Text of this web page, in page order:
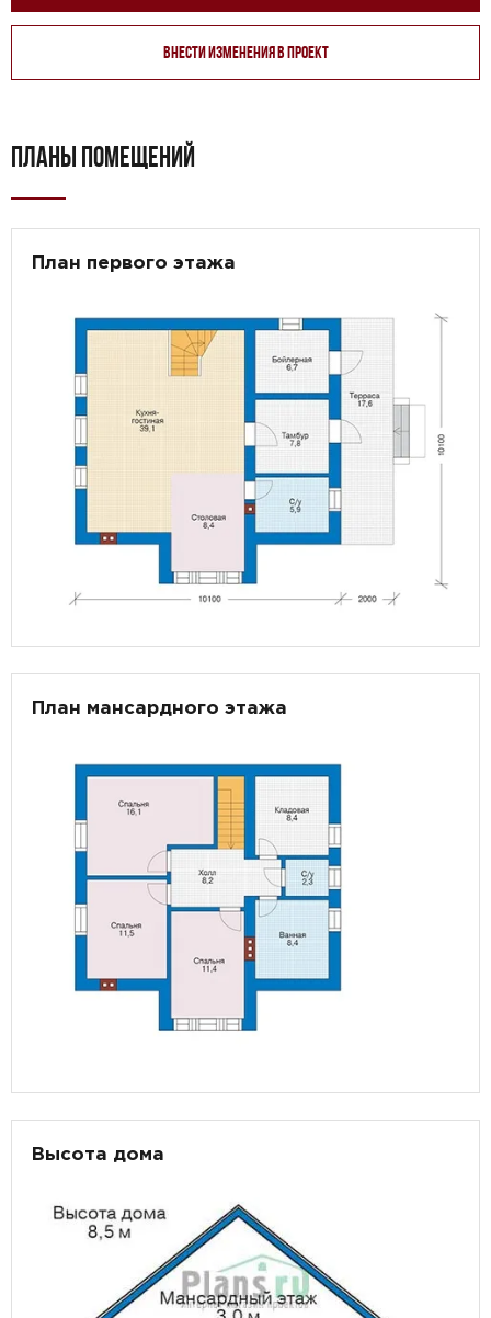
Внести изменения в проект
ПЛАНЫ ПОМЕЩЕНИЙ
План первого этажа
План мансардного этажа
Высота дома